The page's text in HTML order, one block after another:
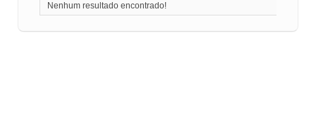
Nenhum resultado encontrado!